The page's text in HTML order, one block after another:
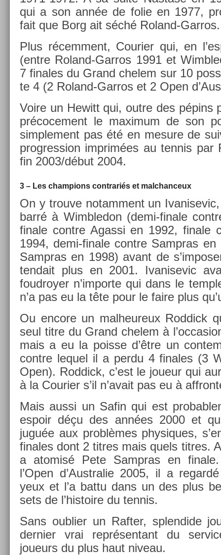
qui a son année de folie en 1977,
fait que Borg ait séché Roland-Garros.
Plus récem­ment, Co­uri­er qui, en
(entre Roland-Garros 1991 et
7 fin­ales du Grand chelem sur 10
te 4 (2 Roland-Garros et 2 Open
Voire un Hewitt qui, outre des pépins
précoce­ment le maxi­mum de son
simple­ment pas été en mesure de
pro­gress­ion im­prim­ées au ten­nis par
fin 2003/début 2004.
3 – Les champ­ions contra­riés et mal­chan­ceux
On y trouve notam­ment un
barré à Wimbledon (demi-finale
fin­ale con­tre Agas­si en 1992, fin­ale
1994, demi-finale con­tre Sampras
Sampras en 1998) avant de
tendait plus en 2001. Ivanisevic
foud­roy­er n’im­porte qui dans le
n’a pas eu la tête pour le faire plus
Ou en­core un mal­heureux Rod­dick
seul titre du Grand chelem à
mais a eu la pois­se d’être un
con­tre lequel il a perdu 4 fin­ales (3
Open). Rod­dick, c’est le joueur qui
à la Co­uri­er s’il n’avait pas eu à
Mais aussi un Safin qui est
es­poir déçu des années 2000 et
juguée aux problèmes physiques,
fin­ales dont 2 tit­res mais quels tit­res.
a atomisé Pete Sampras en
l’Open d’Australie 2005, il a
yeux et l’a battu dans un des plus
sets de l’his­toire du ten­nis.
Sans oub­li­er un Raft­er, splen­dide
de­rni­er vrai re­présen­tant du
joueurs du plus haut niveau.